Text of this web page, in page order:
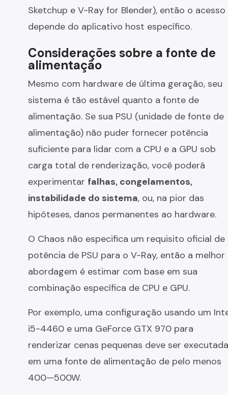
Sketchup e V-Ray for Blender), então o acesso
depende do aplicativo host específico.
Considerações sobre a fonte de
alimentação
Mesmo com hardware de última geração, seu
sistema é tão estável quanto a fonte de
alimentação. Se sua PSU (unidade de fonte de
alimentação) não puder fornecer potência
suficiente para lidar com a CPU e a GPU sob
carga total de renderização, você poderá
experimentar falhas, congelamentos,
instabilidade do sistema, ou, na pior das
hipóteses, danos permanentes ao hardware.
O Chaos não especifica um requisito oficial de
potência de PSU para o V-Ray, então a melhor
abordagem é estimar com base em sua
combinação específica de CPU e GPU.
Por exemplo, uma configuração usando um
i5-4460 e uma GeForce GTX 970 para
renderizar cenas pequenas deve ser executada
em uma fonte de alimentação de pelo menos
400—500W.